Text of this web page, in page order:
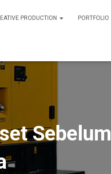
PRODUCTION PORTFOLIO
Sebelum